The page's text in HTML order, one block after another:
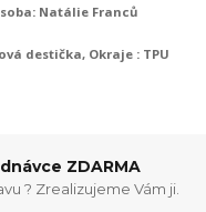
Natálie Franců
destička, Okraje : TPU
ZDARMA
? Zrealizujeme Vám ji.